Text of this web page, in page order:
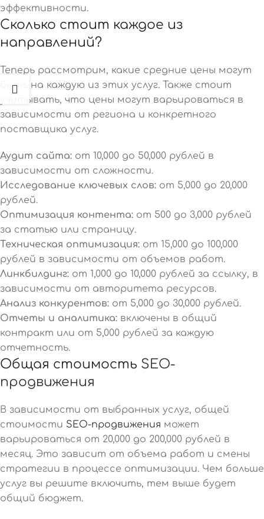
эффективности.
Сколько стоит каждое из
направлений?
Теперь рассмотрим, какие средние цены могут
быть на каждую из этих услуг. Также стоит
учитывать, что цены могут варьироваться в
зависимости от региона и конкретного
поставщика услуг.
Аудит сайта: от 10,000 до 50,000 рублей в
зависимости от сложности.
Исследование ключевых слов: от 5,000 до 20,000
рублей.
Оптимизация контента: от 500 до 3,000 рублей
за статью или страницу.
Техническая оптимизация: от 15,000 до 100,000
рублей в зависимости от объемов работ.
Линкбилдинг: от 1,000 до 10,000 рублей за ссылку, в
зависимости от авторитета ресурсов.
Анализ конкурентов: от 5,000 до 30,000 рублей.
Отчеты и аналитика: включены в общий
контракт или от 5,000 рублей за каждую
отчетность.
Общая стоимость SEO-
продвижения
В зависимости от выбранных услуг, общей
стоимости SEO-продвижения может
варьироваться от 20,000 до 200,000 рублей в
месяц. Это зависит от объема работ и смены
стратегии в процессе оптимизации. Чем больше
услуг вы решите включить, тем выше будет
общий бюджет.